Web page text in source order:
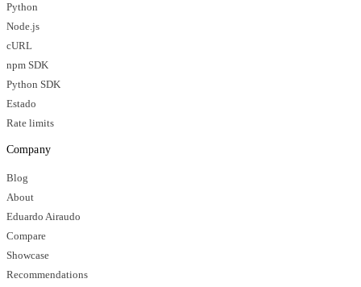
Python
Node.js
cURL
npm SDK
Python SDK
Estado
Rate limits
Company
Blog
About
Eduardo Airaudo
Compare
Showcase
Recommendations